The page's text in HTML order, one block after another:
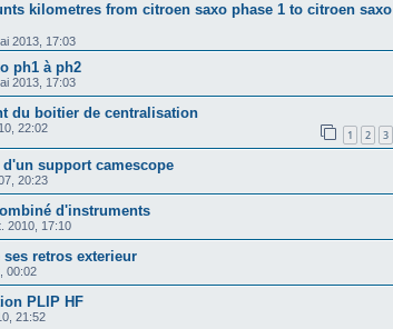
kilometres from citroen saxo phase 1 to citroen saxo
2013, 17:03
ph1 à ph2
2013, 17:03
du boitier de centralisation
22:02 1 2 3
support camescope
20:23
d'instruments
2010, 17:10
ses retros exterieur
00:02
PLIP HF
21:52